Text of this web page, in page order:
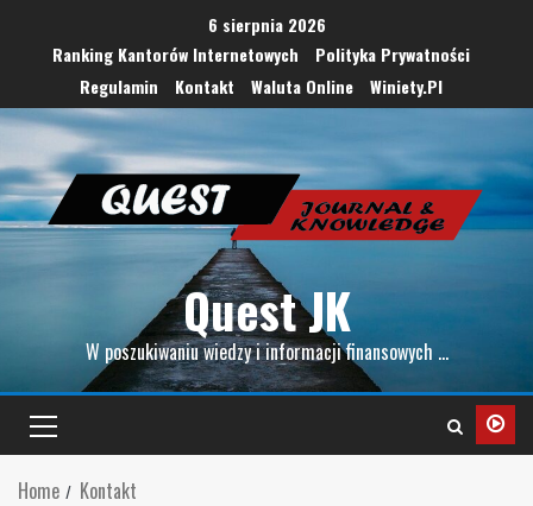
6 sierpnia 2026
Ranking Kantorów Internetowych
Polityka Prywatności
Regulamin
Kontakt Waluta Online Winiety.pl
Quest JK
W poszukiwaniu wiedzy i informacji finansowych …
Home Kontakt